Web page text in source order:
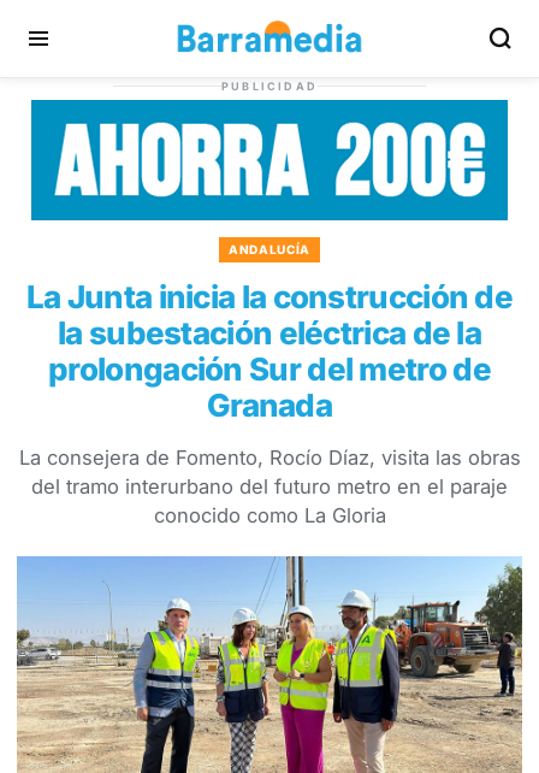
PUBLICIDAD
ANDALUCÍA
La Junta inicia la construcción de
la subestación eléctrica de la
prolongación Sur del metro de
Granada
La consejera de Fomento, Rocío Díaz, visita las obras
del tramo interurbano del futuro metro en el paraje
conocido como La Gloria